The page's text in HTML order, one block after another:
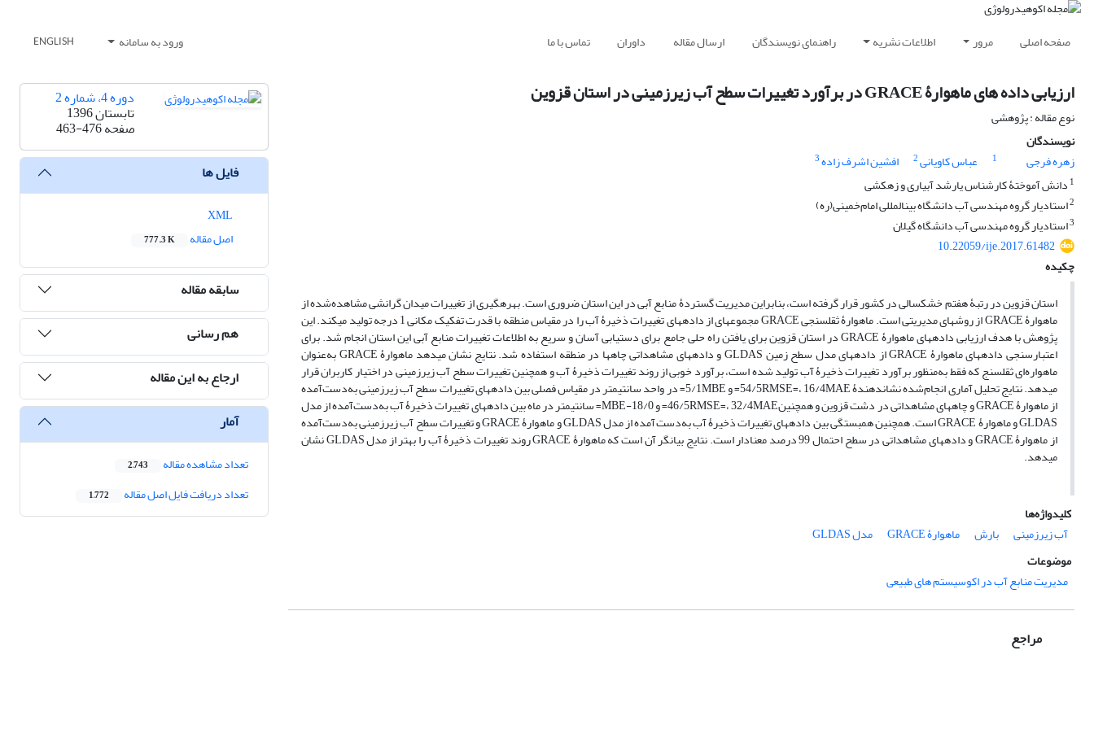
صفحه اصلی مرور اطلاعات نشریه راهنمای نویسندگان ارسال مقاله داوران تماس با ما ورود به سامانه ENGLISH
ارزیابی داده ‏های ماهوارۀ GRACE در برآورد تغییرات سطح آب زیرزمینی در استان قزوین
نوع مقاله : پژوهشی
نویسندگان
زهره فرجی
1 عباس کاویانی2 افشین اشرف زاده3
1 دانش ‏آموختۀ کارشناس ی‏ارشد آبیاری و زهکشی
2استادیار گروه مهندسی آب دانشگاه بین‏المللی امام‌خمینی(ره)
3استادیار گروه مهندسی آب دانشگاه گیلان
10.22059/ije.2017.61482
چکیده
استان قزوین در رتبۀ هفتم خشکسالی در کشور قرار گرفته است، بنابراین مدیریت گستردۀ منابع آبی در این استان ضروری است. بهره‏گیری از تغییرات میدان گرانشی مشاهده‌شده از
ماهوارۀ GRACE از روش‏‏های مدیریتی است. ماهوارۀ ثقل‏سنجی GRACE مجموعه‏ای از داده‏های تغییرات ذخیرۀ آب را در مقیاس منطقه با قدرت تفکیک مکانی 1 درجه تولید می‏کند. این
پژوهش با هدف ارزیابی داده‏های ماهوارۀ ‏GRACE در استان قزوین برای یافتن راه‏ حلی جامع برای دست‏یابی آسان و سریع به اطلاعات تغییرات منابع آبی این استان انجام شد. برای
اعتبارسنجی داده‏های ماهوارۀ‏ GRACE از داده‏های مدل سطح زمین GLDAS و داده‏های مشاهداتی چاه‏ها در منطقه استفاده شد. نتایج نشان می‏دهد ماهوارۀ GRACE به‌‌عنوان
ماهواره‌ای ثقل‏سنج که فقط به‌منظور برآورد تغییرات ذخیرۀ آب تولید شده است، برآورد خوبی از روند تغییرات ذخیرۀ آب و همچنین تغییرات سطح آب زیرزمینی در اختیار کاربران قرار
می‏دهد. نتایج تحلیل آماری انجام‌شده نشان‏دهندۀ 54/5RMSE=، 16/4MAE= و 5/1MBE= در واحد سانتی‏متر در مقیاس فصلی بین داده‏های تغییرات سطح آب زیرزمینی به‌دست‌آمده
از ماهوارۀ GRACE و چاه‏های مشاهداتی در دشت قزوین و همچنین46/5RMSE=، 32/4MAE= و 18/0-MBE= سانتی‏متر در ماه بین داده‏های تغییرات ذخیرۀ آب به‌دست‌آمده از مدل
GLDAS و ماهوارۀ GRACE است. همچنین همبستگی بین داده‏های تغییرات ذخیرۀ آب به‌دست‌آمده از مدل GLDAS و ماهوارۀ GRACE و تغییرات سطح آب زیرزمینی به‌دست‌آمده
از ماهوارۀ GRACE و داده‏های مشاهداتی در سطح احتمال 99 درصد معنا‏دار است. نتایج بیانگر آن است که ماهوارۀ GRACE روند تغییرات ذخیرۀ آب را بهتر از مدل GLDAS نشان
می‏دهد.
کلیدواژه‌ها
آب زیرزمینی
بارش ماهوارۀ GRACE
مدل GLDAS
موضوعات
مدیریت منابع آب در اکوسیستم های طبیعی
مراجع
دوره 4، شماره 2
تابستان 1396
صفحه463-476
فایل ها
اصل مقاله
777.3 K
سابقه مقاله
هم رسانی
ارجاع به این مقاله
آمار
تعداد مشاهده مقاله 2,743
تعداد دریافت فایل اصل مقاله 1,772